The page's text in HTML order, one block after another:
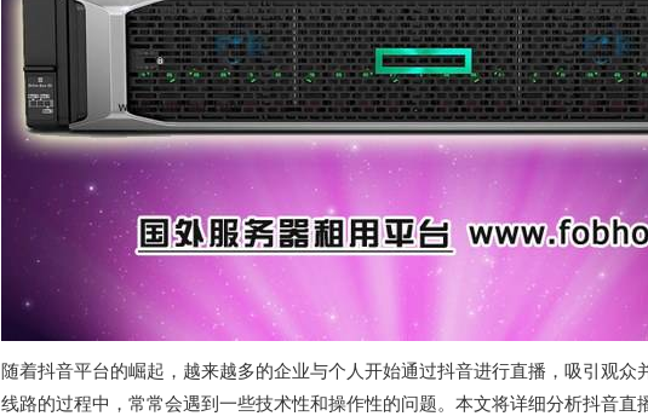
随着抖音平台的崛起，越来越多的企业与个人开始通过抖音进行直播，吸引观众
线路的过程中，常常会遇到一些技术性和操作性的问题。本文将详细分析抖音直